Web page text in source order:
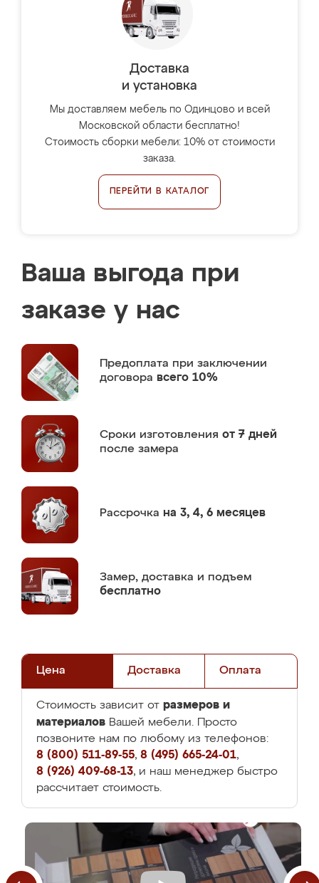
Доставка
и установка
Мы доставляем мебель по Одинцово и всей
Московской области бесплатно!
Стоимость сборки мебели: 10% от стоимости
заказа.
ПЕРЕЙТИ В КАТАЛОГ
Ваша выгода при
заказе у нас
Предоплата при заключении
договора всего 10%
Сроки изготовления от 7 дней
после замера
Рассрочка на 3, 4, 6 месяцев
Замер, доставка и подъем
бесплатно
Цена Доставка Оплата
Стоимость зависит от размеров и
материалов Вашей мебели. Просто
позвоните нам по любому из телефонов:
8 (800) 511-89-55, 8 (495) 665-24-01,
8 (926) 409-68-13, и наш менеджер быстро
рассчитает стоимость.